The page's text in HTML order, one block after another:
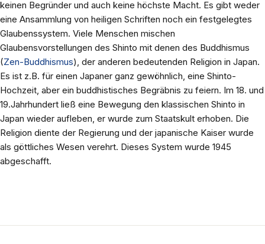
keinen Begründer und auch keine höchste Macht. Es gibt weder
eine Ansammlung von heiligen Schriften noch ein festgelegtes
Glaubenssystem. Viele Menschen mischen
Glaubensvorstellungen des Shinto mit denen des Buddhismus
(Zen-Buddhismus), der anderen bedeutenden Religion in Japan.
Es ist z.B. für einen Japaner ganz gewöhnlich, eine Shinto-
Hochzeit, aber ein buddhistisches Begräbnis zu feiern. Im 18. und
19.Jahrhundert ließ eine Bewegung den klassischen Shinto in
Japan wieder aufleben, er wurde zum Staatskult erhoben. Die
Religion diente der Regierung und der japanische Kaiser wurde
als göttliches Wesen verehrt. Dieses System wurde 1945
abgeschafft.